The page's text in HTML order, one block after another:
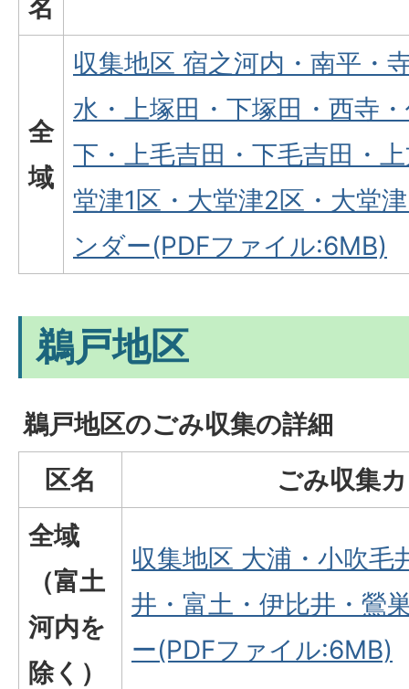
名
全
域
収集地区 宿之河内・南平・
水・上塚田・下塚田・西寺
下・上毛吉田・下毛吉田・
堂津1区・大堂津2区・大堂
ンダー(PDFファイル:6MB)
鵜戸地区
鵜戸地区のごみ収集の詳細
区名
ごみ収集
全域
（富土
河内を
除く）
収集地区 大浦・小吹毛
井・富土・伊比井・鶯
ー(PDFファイル:6MB)